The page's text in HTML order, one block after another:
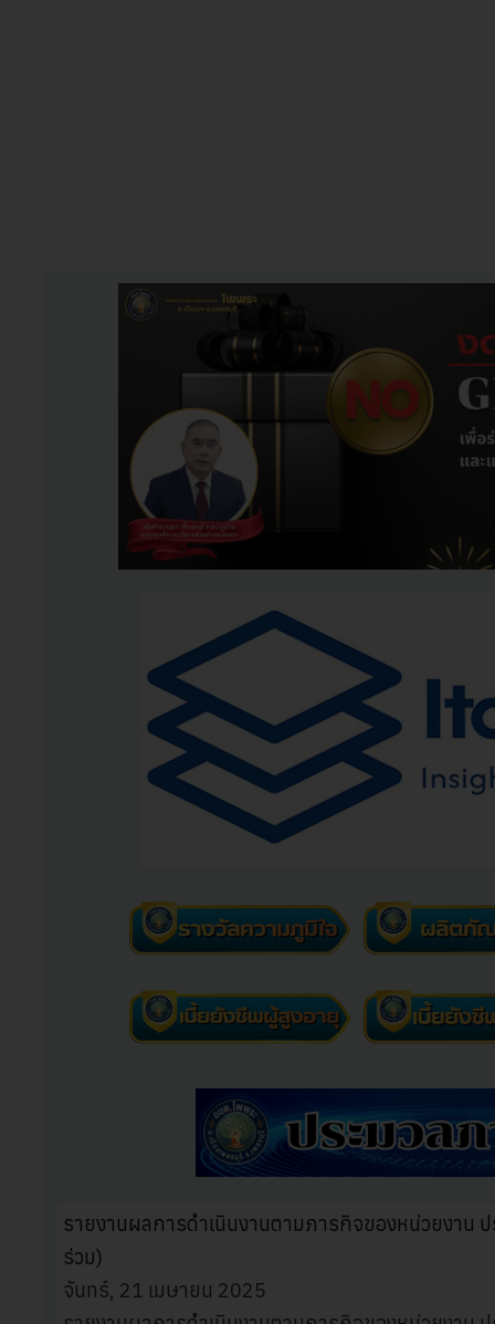
รายงานผลการดำเนินงานตามภารกิจของหน่วยงาน
ร่วม)
จันทร์, 21 เมษายน 2025